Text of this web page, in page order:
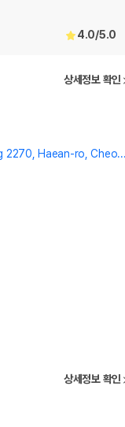
4.0/5.0
상세정보 확인
Haean-ro, Cheongha-myeon
상세정보 확인